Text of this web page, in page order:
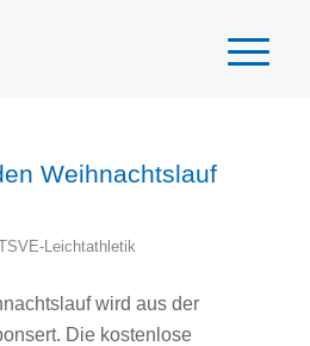
Weihnachtslauf
Leichtathletik
wird aus der
Die kostenlose